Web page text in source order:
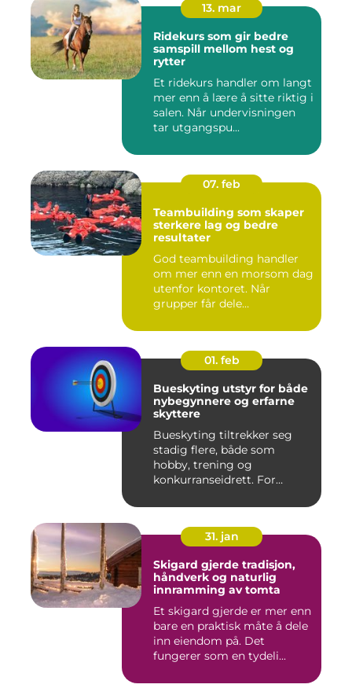
13. mar
Ridekurs som gir bedre
samspill mellom hest og
rytter
Et ridekurs handler om langt
mer enn å lære å sitte riktig i
salen. Når undervisningen
tar utgangspu...
07. feb
Teambuilding som skaper
sterkere lag og bedre
resultater
God teambuilding handler
om mer enn en morsom dag
utenfor kontoret. Når
grupper får dele
01. feb
Bueskyting utstyr for både
nybegynnere og erfarne
skyttere
Bueskyting tiltrekker seg
stadig flere, både som
hobby, trening og
konkurranseidrett. For
31. jan
Skigard gjerde tradisjon,
håndverk og naturlig
innramming av tomta
Et skigard gjerde er mer enn
bare en praktisk måte å dele
inn eiendom på. Det
fungerer som en tydeli...